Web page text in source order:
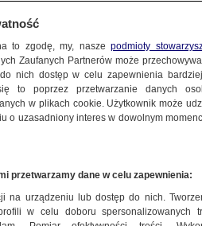
od lat
to zgodę, my, naszepodmioty
Zaufanych Partnerów może
nich dostęp w celu zapewnienia
to poprzez przetwarzanie danych
w plikach cookie. Użytkownik może
o uzasadniony interes w dowolnym
przetwarzamy dane w celu zapewnienia:
na urządzeniu lub dostęp do nich.
w celu doboru spersonalizowanych